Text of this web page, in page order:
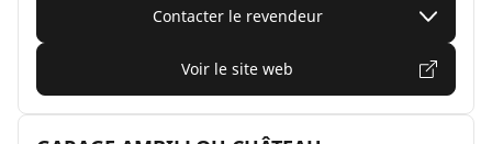
Contacter le revendeur
Voir le site web